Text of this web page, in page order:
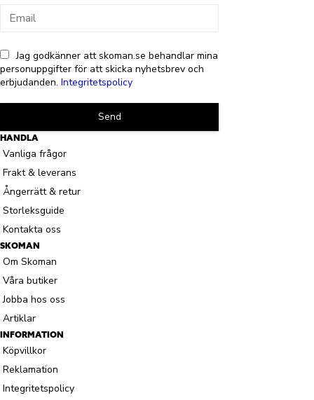
Jag godkänner att skoman.se behandlar mina
personuppgifter för att skicka nyhetsbrev och
erbjudanden. Integritetspolicy
Send
HANDLA
Vanliga frågor
Frakt & leverans
Ångerrätt & retur
Storleksguide
Kontakta oss
SKOMAN
Om Skoman
Våra butiker
Jobba hos oss
Artiklar
INFORMATION
Köpvillkor
Reklamation
Integritetspolicy